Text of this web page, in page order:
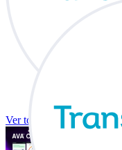
Ver todas las integraciones